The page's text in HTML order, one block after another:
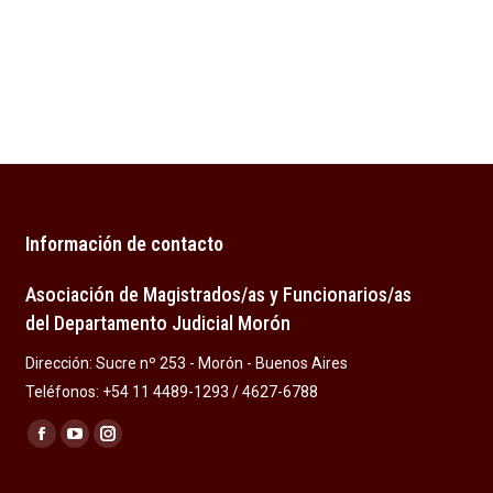
Información de contacto
Asociación de Magistrados/as y Funcionarios/as
del Departamento Judicial Morón
Dirección: Sucre nº 253 - Morón - Buenos Aires
Teléfonos: +54 11 4489-1293 / 4627-6788
Encuéntranos en:
Facebook
YouTubeInstagram